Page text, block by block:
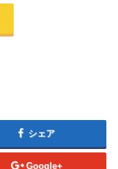
シェア
Google+